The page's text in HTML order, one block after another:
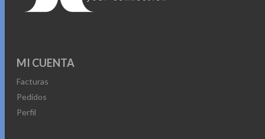
MI CUENTA
Facturas
Pedidos
Perfil